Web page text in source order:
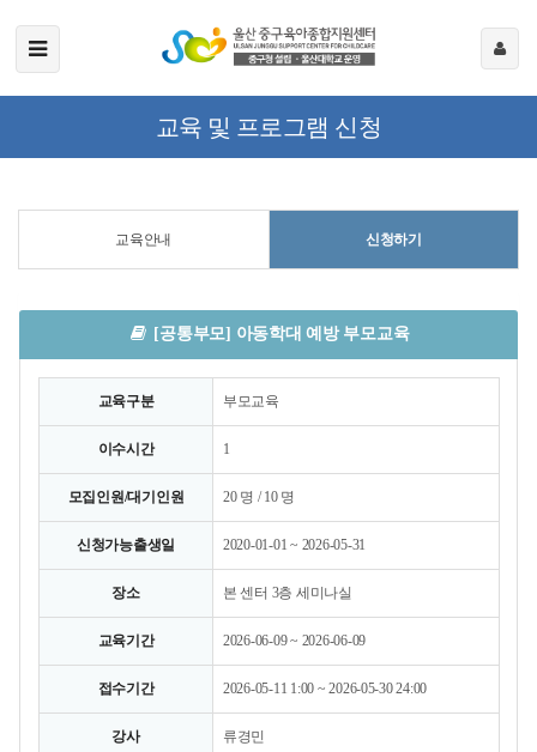
교육 및 프로그램 신청
교육안내 신청하기
[공통부모] 아동학대 예방 부모교육
교육구분 부모교육
이수시간 1
모집인원/대기인원 20 명 / 10 명
신청가능출생일 2020-01-01 ~ 2026-05-31
장소 본 센터 3층 세미나실
교육기간 2026-06-09 ~ 2026-06-09
접수기간 2026-05-11 1:00 ~ 2026-05-30 24:00
강사 류경민